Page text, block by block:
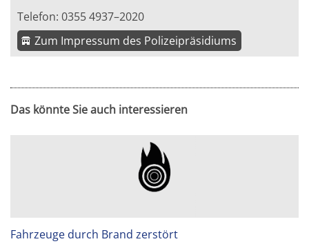
Telefon: 0355 4937–2020
Zum Impressum des Polizeipräsidiums
Das könnte Sie auch interessieren
Fahrzeuge durch Brand zerstört